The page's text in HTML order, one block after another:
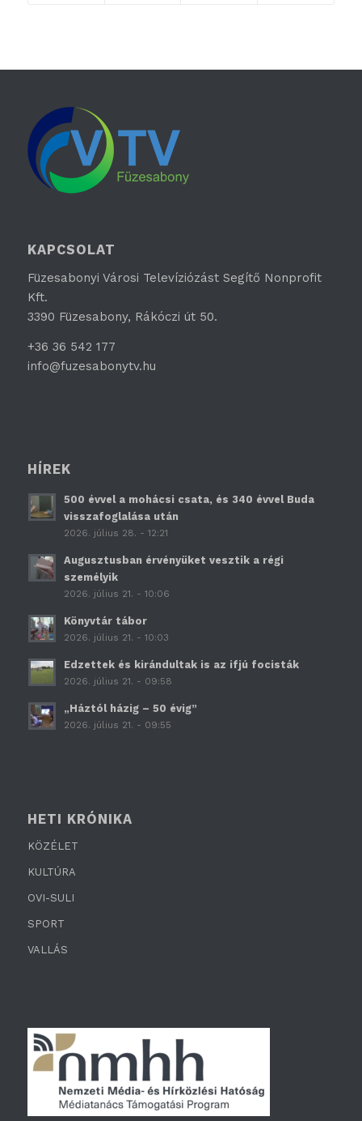
KAPCSOLAT
Füzesabonyi Városi Televíziózást Segítő Nonprofit
Kft.
3390 Füzesabony, Rákóczi út 50.
+36 36 542 177
info@fuzesabonytv.hu
HÍREK
500 évvel a mohácsi csata, és 340 évvel Buda
visszafoglalása után
2026. július 28. - 12:21
Augusztusban érvényüket vesztik a régi
személyik
2026. július 21. - 10:06
Könyvtár tábor
2026. július 21. - 10:03
Edzettek és kirándultak is az ifjú focisták
2026. július 21. - 09:58
„Háztól házig – 50 évig”
2026. július 21. - 09:55
HETI KRÓNIKA
KÖZÉLET
KULTÚRA
OVI-SULI
SPORT
VALLÁS